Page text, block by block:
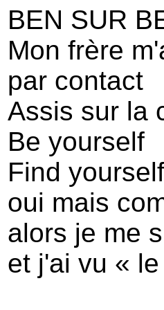
BEN SUR
Mon frère
par contact
Assis sur la
Be yourself
Find yourself
oui mais
alors je me
et j'ai vu «